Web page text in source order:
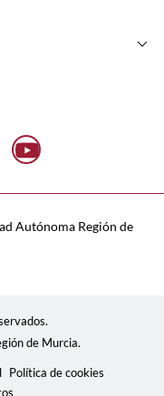
keyboard_arrow_down
de Murcia.
Política de cookies